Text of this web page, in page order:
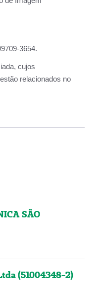
3654.
cujos
relacionados no
SÃO
(51004348-2)